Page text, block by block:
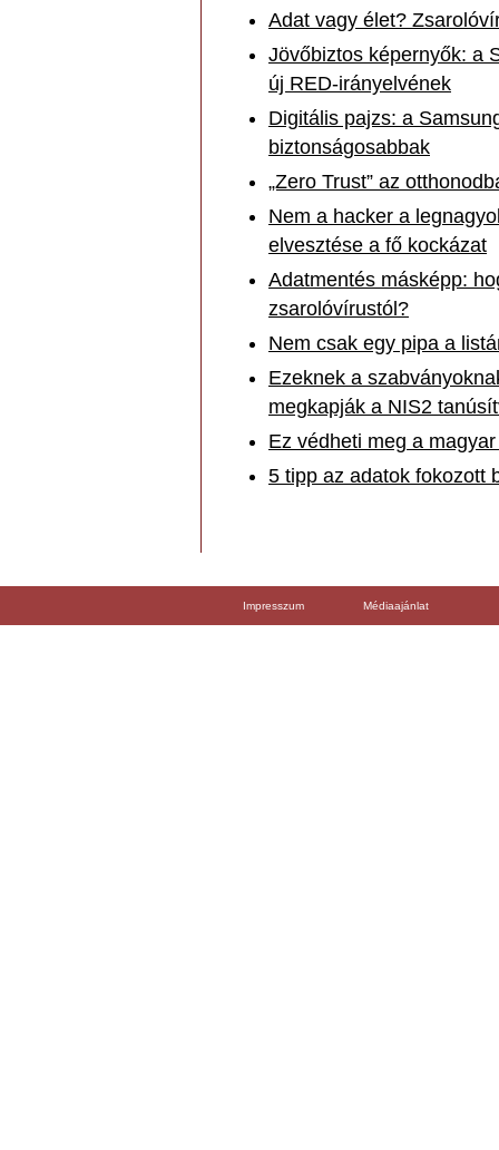
Adat vagy élet?
Jövőbiztos képernyők: a
új RED-irányelvének
Digitális pajzs: a
biztonságosabbak
„Zero Trust” az
Nem a hacker a
elvesztése a fő kockázat
Adatmentés másképp:
zsarolóvírustól?
Nem csak egy pipa a
Ezeknek a
megkapják a NIS2
Ez védheti meg a
5 tipp az adatok fokozott
Impresszum Médiaajánlat